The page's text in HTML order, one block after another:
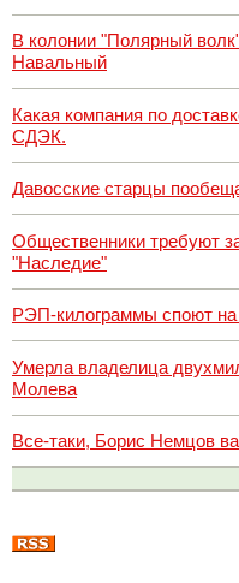
В колонии "Полярный
Навальный
Какая компания по
СДЭК.
Давосские старцы
Общественники требуют
"Наследие"
РЭП-килограммы споют
Умерла владелица
Молева
Все-таки, Борис Немцов